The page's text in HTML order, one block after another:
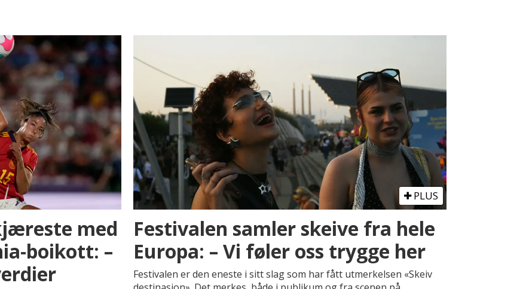
med
boikott: –
PLUS
Festivalen samler skeive fra hele
Europa: – Vi føler oss trygge her
Festivalen er den eneste i sitt slag som har fått utmerkelsen «Skeiv